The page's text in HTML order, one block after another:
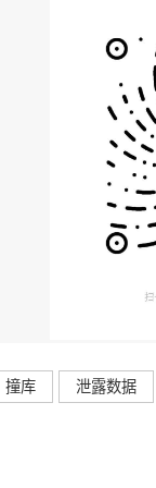
撞库 泄露数据